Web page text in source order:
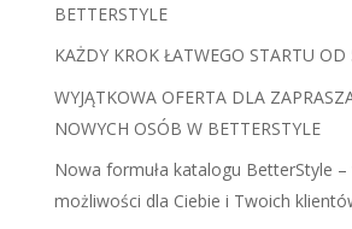
BETTERSTYLE
KAŻDY KROK ŁATWEGO STARTU OD
WYJĄTKOWA OFERTA DLA
NOWYCH OSÓB W BETTERSTYLE
Nowa formuła katalogu BetterStyle –
możliwości dla Ciebie i Twoich